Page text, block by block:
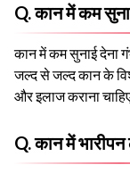
Q. कान में कम
कान में कम सुनाई देना
जल्द से जल्द कान के
और इलाज कराना
Q. कान में